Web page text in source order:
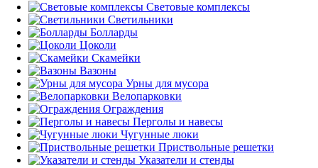
Световые комплексы
Светильники
Болларды
Цоколи
Скамейки
Вазоны
Урны для мусора
Велопарковки
Ограждения
Перголы и навесы
Чугунные люки
Приствольные решетки
Указатели и стенды